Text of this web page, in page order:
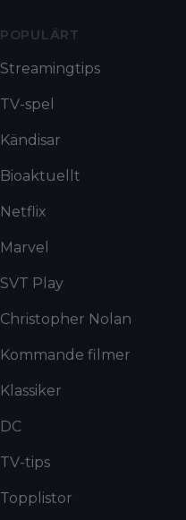
POPULÄRT
Streamingtips
TV-spel
Kändisar
Bioaktuellt
Netflix
Marvel
SVT Play
Christopher Nolan
Kommande filmer
Klassiker
DC
TV-tips
Topplistor